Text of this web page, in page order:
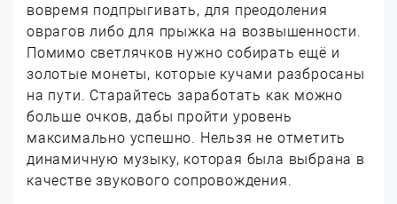
вовремя подпрыгивать, для преодоления
оврагов либо для прыжка на возвышенности.
Помимо светлячков нужно собирать ещё и
золотые монеты, которые кучами разбросаны
на пути. Старайтесь заработать как можно
больше очков, дабы пройти уровень
максимально успешно. Нельзя не отметить
динамичную музыку, которая была выбрана в
качестве звукового сопровождения.